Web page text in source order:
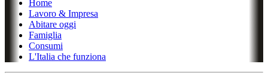
Home
Lavoro & Impresa
Abitare oggi
Famiglia
Consumi
L'Italia che funziona